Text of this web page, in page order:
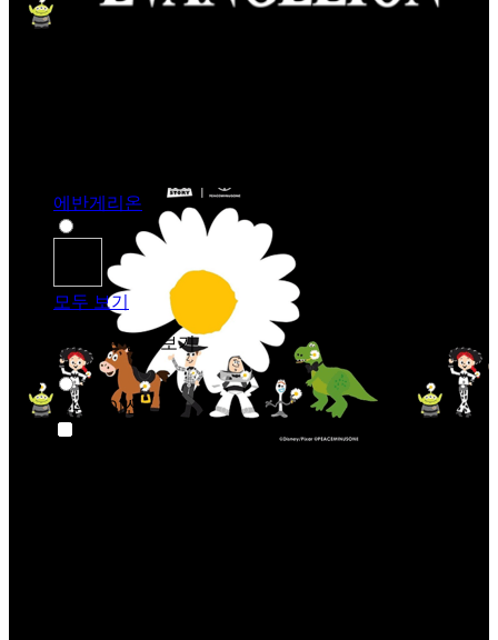
에반게리온
모두 보기
카테고리 별로 살펴보기
애니메이션